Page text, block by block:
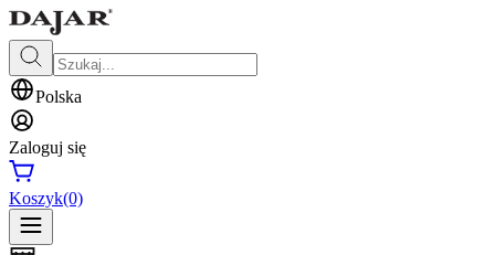
Polska
Zaloguj się
Koszyk(0)